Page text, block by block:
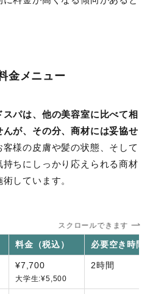
金メニュー
パは、他の美容室に比べて相
が、その分、商材には妥協せ
客様の皮膚や髪の状態、そして
ちにしっかり応えられる商材
しています。
スクロールできます
料金（税込） 必要空き時間
¥7,700
大学生:¥5,500
2時間